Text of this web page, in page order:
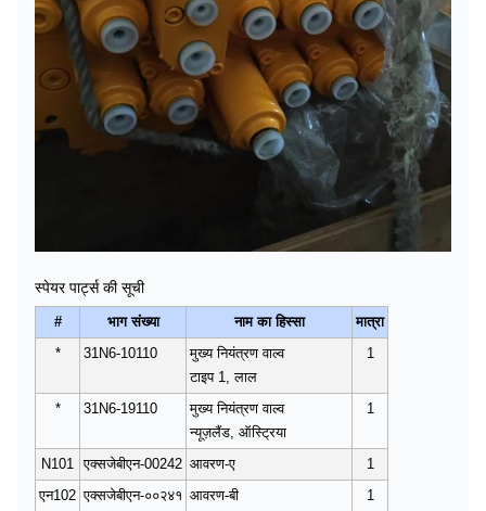
स्पेयर पार्ट्स की सूची
# भाग संख्या नाम का हिस्सा
मात्रा
*
31N6-10110
मुख्य नियंत्रण वाल्व
टाइप 1, लाल
1
* 31N6-19110
मुख्य नियंत्रण वाल्व
न्यूज़लैंड, ऑस्ट्रिया
1
N101 एक्सजेबीएन-00242 आवरण-ए
1
एन102 एक्सजेबीएन-००२४१ आवरण-बी
1